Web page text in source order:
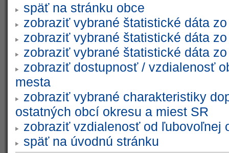
späť na stránku obce
zobraziť vybrané štatistické dáta
zobraziť vybrané štatistické dáta
zobraziť vybrané štatistické dáta
zobraziť dostupnosť / vzdialenosť
mesta
zobraziť vybrané charakteristiky
ostatných obcí okresu a miest SR
zobraziť vzdialenosť od ľubovoľnej
späť na úvodnú stránku